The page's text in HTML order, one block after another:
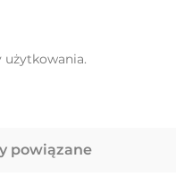
użytkowania.
powiązane